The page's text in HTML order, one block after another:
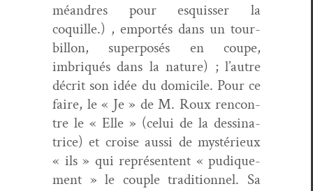
méan­dres pour esquiss­er la
coquille.) , emportés dans un tour­
bil­lon, super­posés en coupe,
imbriqués dans la nature) ; l’autre
décrit son idée du domi­cile. Pour ce
faire, le « Je » de M. Roux ren­con­
tre le « Elle » (celui de la dessi­na­
trice) et croise aus­si de mys­térieux
« ils » qui représen­tent « pudique­
ment » le cou­ple tra­di­tion­nel. Sa